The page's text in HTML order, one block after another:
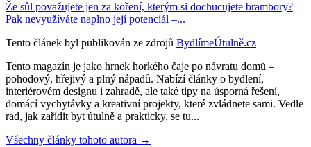
Že sůl považujete jen za koření, kterým si dochucujete brambory?
Pak nevyužíváte naplno její potenciál –...
Tento článek byl publikován ze zdrojů BydlímeÚtulně.cz
Tento magazín je jako hrnek horkého čaje po návratu domů –
pohodový, hřejivý a plný nápadů. Nabízí články o bydlení,
interiérovém designu i zahradě, ale také tipy na úsporná řešení,
domácí vychytávky a kreativní projekty, které zvládnete sami. Vedle
rad, jak zařídit byt útulně a prakticky, se tu...
Všechny články tohoto autora →